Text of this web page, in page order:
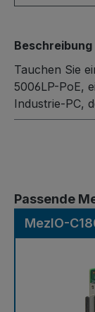
Beschreibung
Tauchen Sie
5006LP-PoE,
Industrie-PC,
Passende
MezIO-